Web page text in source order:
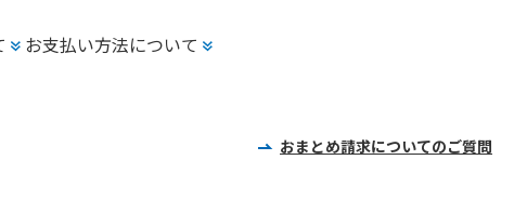
お支払い方法について
おまとめ請求についてのご質問